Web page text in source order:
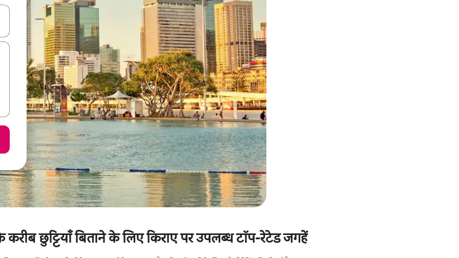
नेविगेट करें या टच या फिर स्वाइप जेस्चर का इस्तेमाल करके एक्सप्लोर करें।
छुट्टियाँ बिताने के लिए किराए पर उपलब्ध टॉप-रेटेड जगहें